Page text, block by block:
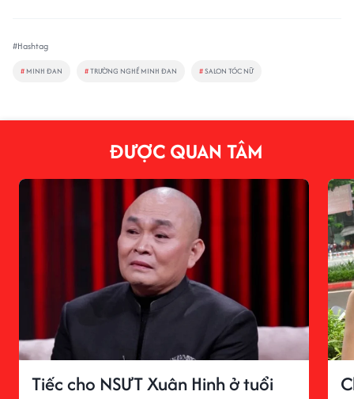
#Hashtag
# MINH ĐAN #TRƯỜNG NGHỀ MINH ĐAN #SALON TÓC NỮ
ĐƯỢC QUAN TÂM
Tiếc cho NSƯT Xuân Hinh ở tuổi